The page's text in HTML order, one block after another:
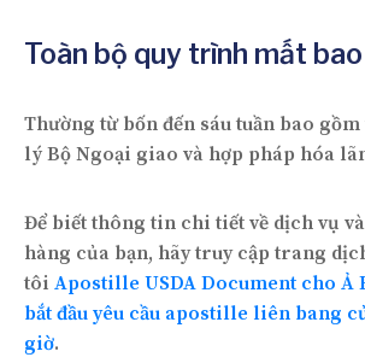
Toàn bộ quy trình mất
Thường từ bốn đến sáu tuần bao
lý Bộ Ngoại giao và hợp pháp hóa
Để biết thông tin chi tiết về dịch vụ
hàng của bạn, hãy truy cập trang
tôi Apostille USDA Document cho Ả
bắt đầu yêu cầu apostille liên bang
giờ.